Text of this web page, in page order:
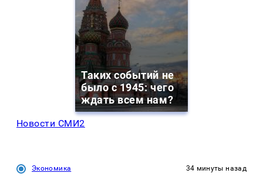
Таких событий не
было с 1945: чего
ждать всем нам?
Новости СМИ2
Экономика 34 минуты назад